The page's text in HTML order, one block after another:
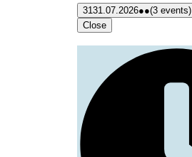
3131.07.2026●●(3 events)
Close